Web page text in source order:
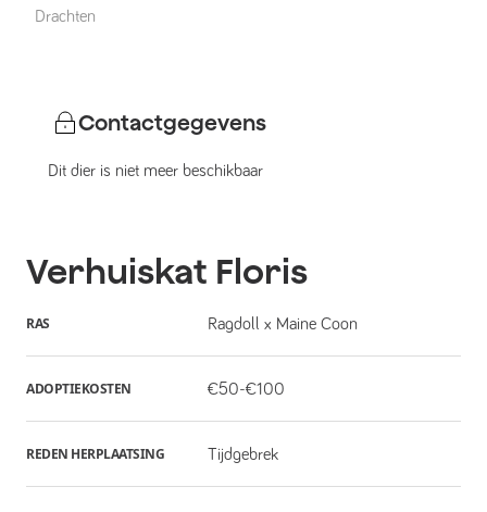
Drachten
Contactgegevens
Dit dier is niet meer beschikbaar
Verhuiskat Floris
RAS Ragdoll x Maine Coon
ADOPTIEKOSTEN €50-€100
REDEN HERPLAATSING Tijdgebrek